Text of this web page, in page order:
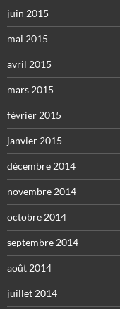
juin 2015
mai 2015
avril 2015
mars 2015
février 2015
janvier 2015
décembre 2014
novembre 2014
octobre 2014
septembre 2014
août 2014
juillet 2014